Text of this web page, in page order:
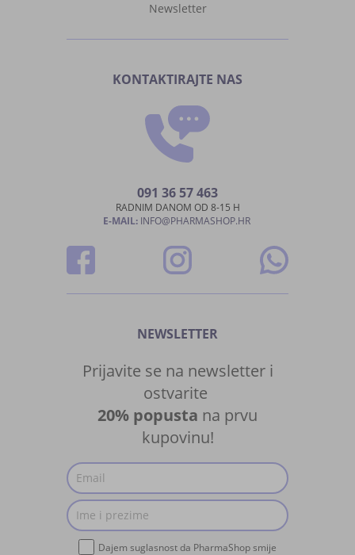
Newsletter
KONTAKTIRAJTE NAS
091 36 57 463
RADNIM DANOM OD 8-15 H
E-MAIL: INFO@PHARMASHOP.HR
NEWSLETTER
Prijavite se na newsletter i
ostvarite
20% popusta na prvu
kupovinu!
Dajem suglasnost da PharmaShop smije